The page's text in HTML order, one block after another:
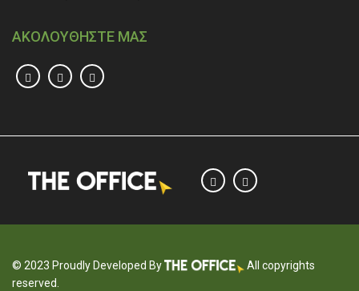
ΑΚΟΛΟΥΘΗΣΤΕ ΜΑΣ
© 2023 Proudly Developed By
All copyrights
reserved.